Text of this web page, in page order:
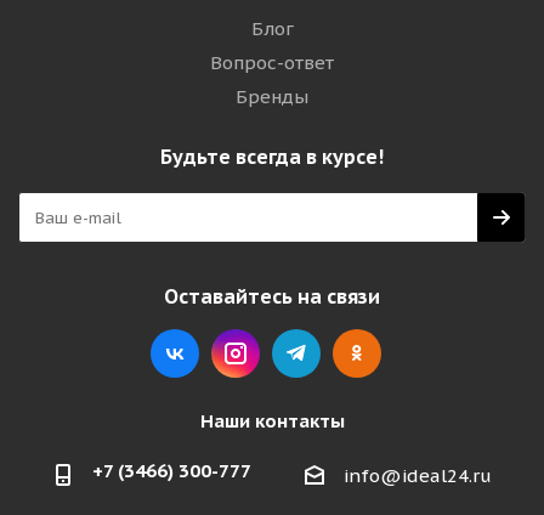
Блог
Вопрос-ответ
Бренды
Будьте всегда в курсе!
Оставайтесь на связи
Наши контакты
+7 (3466) 300-777 info@ideal24.ru